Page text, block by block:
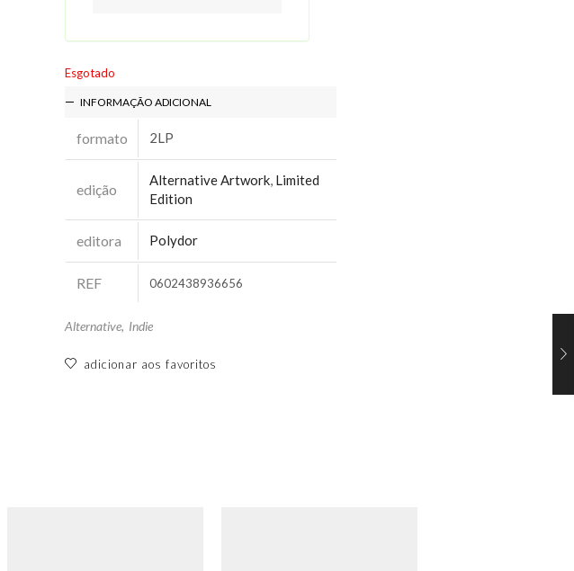
Esgotado
INFORMAÇÃO ADICIONAL
formato 2LP
edição
Alternative Artwork, Limited
Edition
editora Polydor
REF 0602438936656
Alternative, Indie
adicionar aos favoritos